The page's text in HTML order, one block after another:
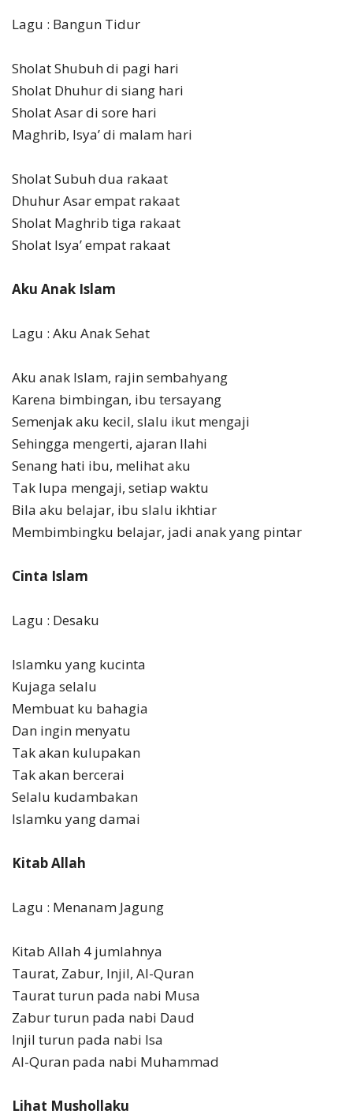
Lagu : Bangun Tidur
Sholat Shubuh di pagi hari
Sholat Dhuhur di siang hari
Sholat Asar di sore hari
Maghrib, Isya’ di malam hari
Sholat Subuh dua rakaat
Dhuhur Asar empat rakaat
Sholat Maghrib tiga rakaat
Sholat Isya’ empat rakaat
Aku Anak Islam
Lagu : Aku Anak Sehat
Aku anak Islam, rajin sembahyang
Karena bimbingan, ibu tersayang
Semenjak aku kecil, slalu ikut mengaji
Sehingga mengerti, ajaran Ilahi
Senang hati ibu, melihat aku
Tak lupa mengaji, setiap waktu
Bila aku belajar, ibu slalu ikhtiar
Membimbingku belajar, jadi anak yang pintar
Cinta Islam
Lagu : Desaku
Islamku yang kucinta
Kujaga selalu
Membuat ku bahagia
Dan ingin menyatu
Tak akan kulupakan
Tak akan bercerai
Selalu kudambakan
Islamku yang damai
Kitab Allah
Lagu : Menanam Jagung
Kitab Allah 4 jumlahnya
Taurat, Zabur, Injil, Al-Quran
Taurat turun pada nabi Musa
Zabur turun pada nabi Daud
Injil turun pada nabi Isa
Al-Quran pada nabi Muhammad
Lihat Mushollaku